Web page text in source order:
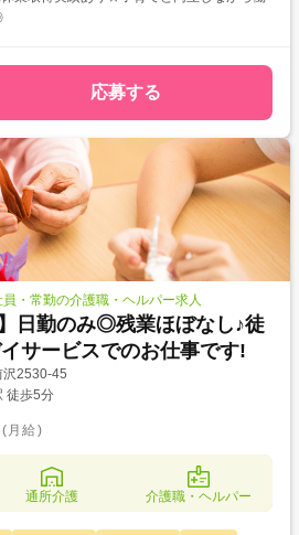
応募する
・常勤の介護職・ヘルパー求人
日勤のみ◎残業ほぼなし♪徒
サービスでのお仕事です!
沢2530-45
徒歩5分
(月給)
通所介護 介護職・ヘルパー